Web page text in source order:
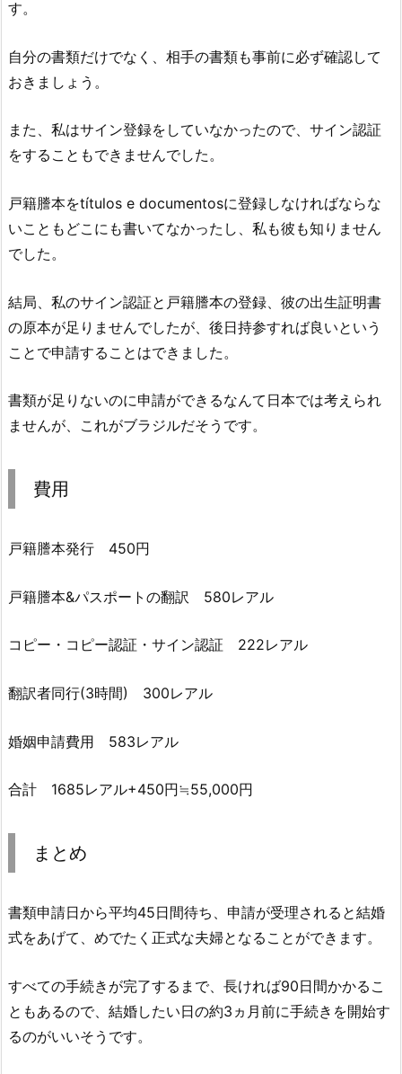
す。
自分の書類だけでなく、相手の書類も事前に必ず確認して
おきましょう。
また、私はサイン登録をしていなかったので、サイン認証
をすることもできませんでした。
戸籍謄本をtítulos e documentosに登録しなければならな
いこともどこにも書いてなかったし、私も彼も知りません
でした。
結局、私のサイン認証と戸籍謄本の登録、彼の出生証明書
の原本が足りませんでしたが、後日持参すれば良いという
ことで申請することはできました。
書類が足りないのに申請ができるなんて日本では考えられ
ませんが、これがブラジルだそうです。
費用
戸籍謄本発行 450円
戸籍謄本&パスポートの翻訳 580レアル
コピー・コピー認証・サイン認証 222レアル
翻訳者同行(3時間) 300レアル
婚姻申請費用 583レアル
合計 1685レアル+450円≒55,000円
まとめ
書類申請日から平均45日間待ち、申請が受理されると結婚
式をあげて、めでたく正式な夫婦となることができます。
すべての手続きが完了するまで、長ければ90日間かかるこ
ともあるので、結婚したい日の約3ヵ月前に手続きを開始す
るのがいいそうです。